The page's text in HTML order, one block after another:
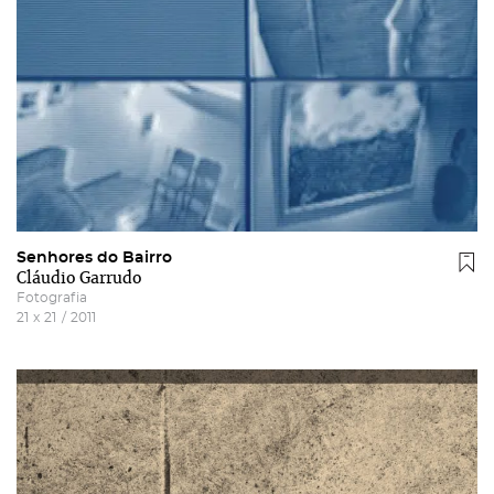
Senhores do Bairro
Cláudio Garrudo
Fotografia
21 x 21 / 2011